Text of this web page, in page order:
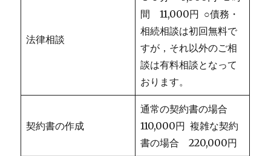
法律相談
間 11,000円 ○債務・
相続相談は初回無料で
すが，それ以外のご相
談は有料相談となって
おります。
契約書の作成
通常の契約書の場合
110,000円 複雑な契約
書の場合 220,000円